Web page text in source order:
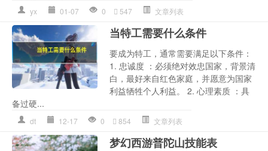
yx 01-07 0 547 文章列表
当特工需要什么条件
要成为特工，通常需要满足以下条件：
1. 忠诚度 ：必须绝对效忠国家，背景清
白，最好来自红色家庭，并愿意为国家
利益牺牲个人利益。 2. 心理素质 ：具
备过硬...
dt 12-17 0 854 文章列表
梦幻西游普陀山技能表